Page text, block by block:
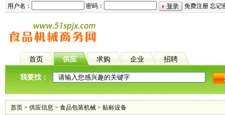
用户名： 密码： 免费注册 忘记
首页 供应 求购 企业 招聘
我要找：
首页 > 供应信息 > 食品包装机械 > 贴标设备